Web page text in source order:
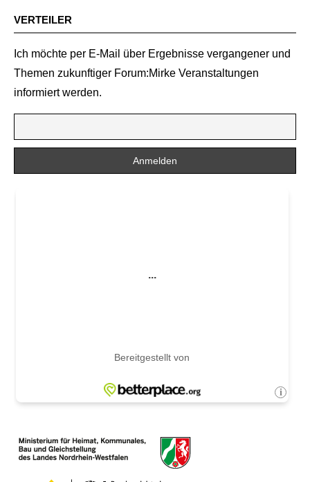
VERTEILER
Ich möchte per E-Mail über Ergebnisse vergangener und
Themen zukunftiger Forum:Mirke Veranstaltungen
informiert werden.